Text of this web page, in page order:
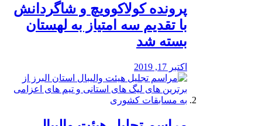
پرونده کولاکوویچ و شاگردانش
با تقدیم سه امتیاز به لهستان
بسته شد
اکتبر 17, 2019